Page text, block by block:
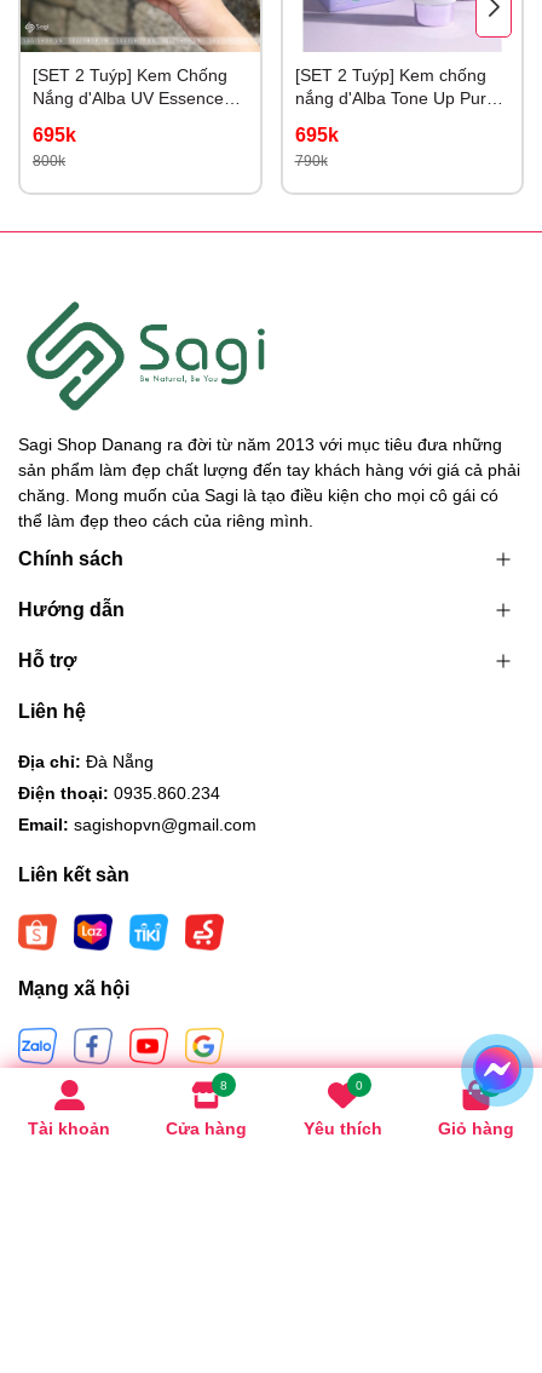
Tài khoản
8
Cửa hàng
0
Yêu thích
0
Giỏ hàng
[SET 2 Tuýp] Kem Chống
Nắng d'Alba UV Essence
Correcting 50ml
695k
800k
[SET 2 Tuýp] Kem chống
nắng d'Alba Tone Up Purple
Hiệu Chỉnh Sắc Da
695k
790k
Sagi Shop Danang ra đời từ năm 2013 với mục tiêu đưa những
sản phẩm làm đẹp chất lượng đến tay khách hàng với giá cả phải
chăng. Mong muốn của Sagi là tạo điều kiện cho mọi cô gái có
thể làm đẹp theo cách của riêng mình.
Chính sách
Hướng dẫn
Hỗ trợ
Liên hệ
Địa chỉ: Đà Nẵng
Điện thoại: 0935.860.234
Email: sagishopvn@gmail.com
Liên kết sàn
Mạng xã hội
Hình thức thanh toán